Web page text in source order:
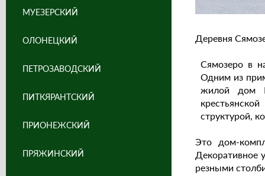
Деревня
Сямозеро в
Одним из
жилой дом
структурой,
Это дом-
Декоративное
резными
МУЕЗЕРСКИЙ
ОЛОНЕЦКИЙ
ПЕТРОЗАВОДСКИЙ
ПИТКЯРАНТСКИЙ
ПРИОНЕЖСКИЙ
ПРЯЖИНСКИЙ